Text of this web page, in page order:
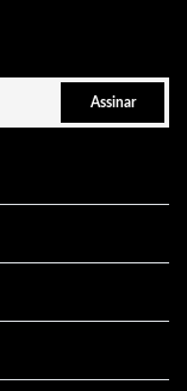
Assinar